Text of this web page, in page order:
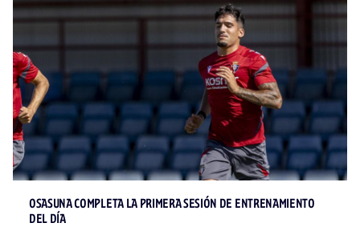
OSASUNA COMPLETA LA PRIMERA SESIÓN DE ENTRENAMIENTO
DEL DÍA